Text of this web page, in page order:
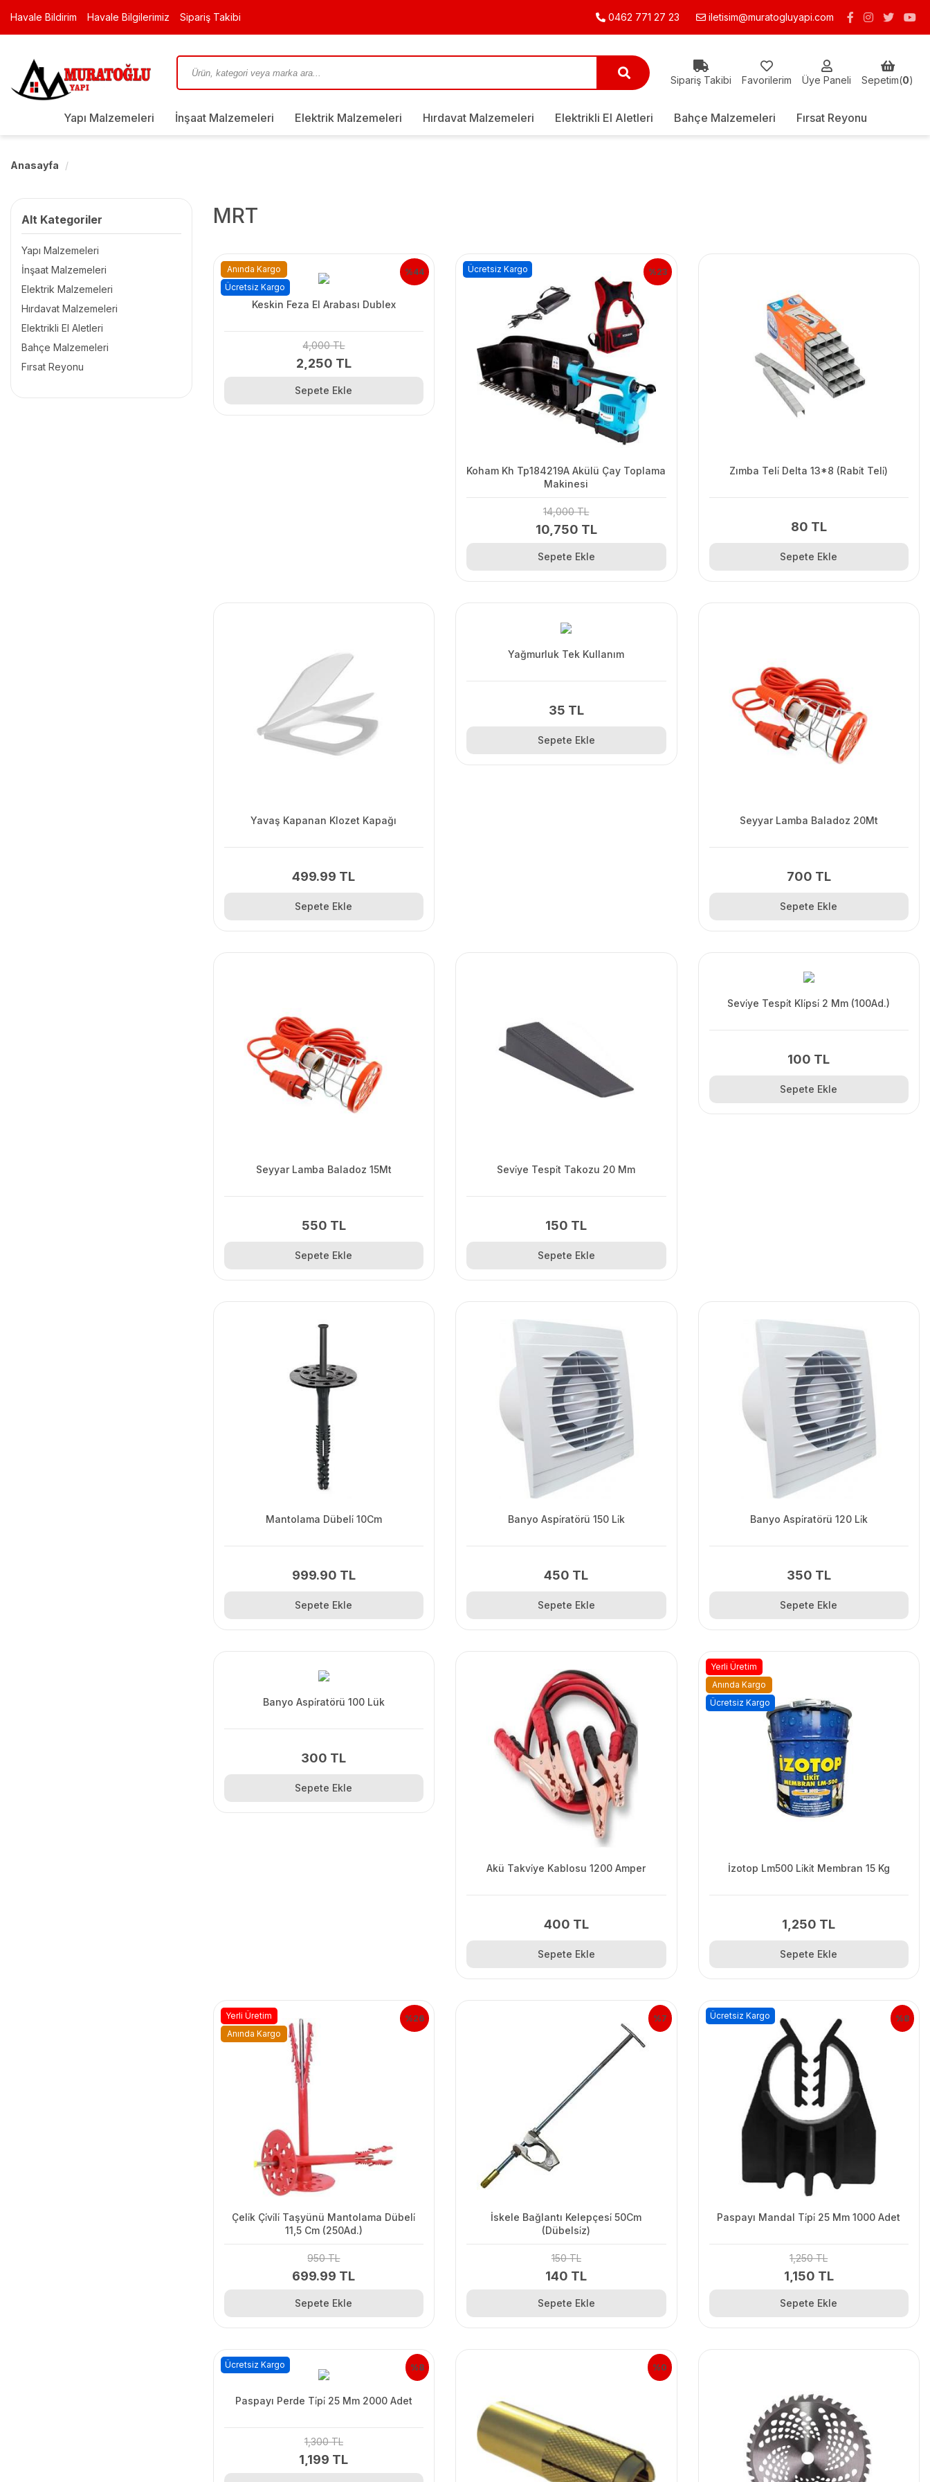
Havale Bildirim Havale Bilgilerimiz Sipariş Takibi 0462 771 27 23 iletisim@muratogluyapi.com
Sipariş Takibi Favorilerim Üye Paneli Sepetim(0)
Yapı Malzemeleri İnşaat Malzemeleri Elektrik Malzemeleri Hırdavat Malzemeleri Elektrikli El Aletleri Bahçe Malzemeleri Fırsat Reyonu
Anasayfa
Alt Kategoriler
Yapı Malzemeleri
İnşaat Malzemeleri
Elektrik Malzemeleri
Hırdavat Malzemeleri
Elektrikli El Aletleri
Bahçe Malzemeleri
Fırsat Reyonu
MRT
%44
Keskin Feza El Arabası Dublex
4,000 TL
2,250 TL
Anında Kargo
Ücretsiz Kargo
Sepete Ekle
%23
Koham Kh Tp184219A Akülü Çay Toplama
Makinesi
14,000 TL
10,750 TL
Ücretsiz Kargo
Sepete Ekle
Zımba Teli̇ Delta 13*8 (Rabi̇t Teli̇)
80 TL
Sepete Ekle
Yavaş Kapanan Klozet Kapağı
499.99 TL
Sepete Ekle
Yağmurluk Tek Kullanım
35 TL
Sepete Ekle
Seyyar Lamba Baladoz 20Mt
700 TL
Sepete Ekle
Seyyar Lamba Baladoz 15Mt
550 TL
Sepete Ekle
Sevi̇ye Tespi̇t Takozu 20 Mm
150 TL
Sepete Ekle
Sevi̇ye Tespi̇t Kli̇psi̇ 2 Mm (100Ad.)
100 TL
Sepete Ekle
Mantolama Dübeli̇ 10Cm
999.90 TL
Sepete Ekle
Banyo Aspi̇ratörü 150 Li̇k
450 TL
Sepete Ekle
Banyo Aspi̇ratörü 120 Li̇k
350 TL
Sepete Ekle
Banyo Aspi̇ratörü 100 Lük
300 TL
Sepete Ekle
Akü Takvi̇ye Kablosu 1200 Amper
400 TL
Sepete Ekle
İzotop Lm500 Li̇ki̇t Membran 15 Kg
1,250 TL
Yerli Üretim
Anında Kargo
Ücretsiz Kargo
Sepete Ekle
%26
Çeli̇k Çi̇vi̇li̇ Taşyünü Mantolama Dübeli̇
11,5 Cm (250Ad.)
950 TL
699.99 TL
Yerli Üretim
Anında Kargo
Sepete Ekle
%7
İskele Bağlantı Kelepçesi̇ 50Cm
(Dübelsi̇z)
150 TL
140 TL
Sepete Ekle
%8
Paspayı Mandal Ti̇pi̇ 25 Mm 1000 Adet
1,250 TL
1,150 TL
Ücretsiz Kargo
Sepete Ekle
%8
Paspayı Perde Ti̇pi̇ 25 Mm 2000 Adet
1,300 TL
1,199 TL
Ücretsiz Kargo %0